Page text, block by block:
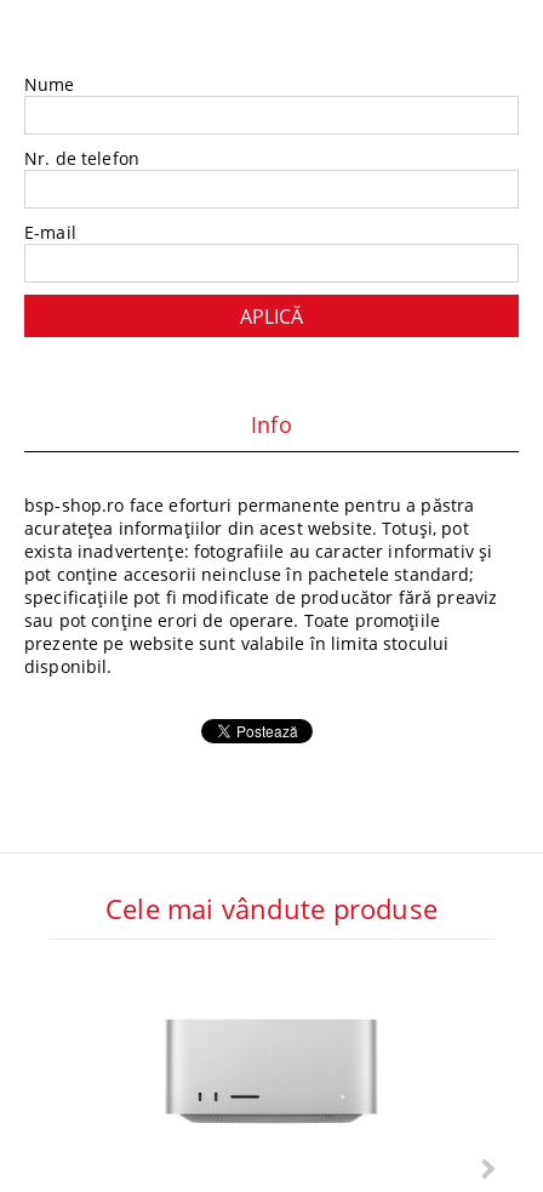
Nume
Nr. de telefon
E-mail
Info
bsp-shop.ro face eforturi permanente pentru a păstra
acuratețea informațiilor din acest website. Totuși, pot
exista inadvertențe: fotografiile au caracter informativ și
pot conține accesorii neincluse în pachetele standard;
specificațiile pot fi modificate de producător fără preaviz
sau pot conține erori de operare. Toate promoțiile
prezente pe website sunt valabile în limita stocului
disponibil.
Cele mai vândute produse